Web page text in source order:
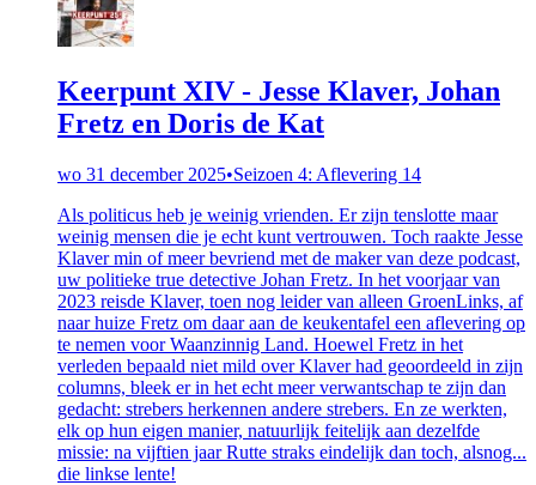
Keerpunt XIV - Jesse Klaver, Johan
Fretz en Doris de Kat
wo 31 december 2025•Seizoen 4: Aflevering 14
Als politicus heb je weinig vrienden. Er zijn tenslotte maar
weinig mensen die je echt kunt vertrouwen. Toch raakte Jesse
Klaver min of meer bevriend met de maker van deze podcast,
uw politieke true detective Johan Fretz. In het voorjaar van
2023 reisde Klaver, toen nog leider van alleen GroenLinks, af
naar huize Fretz om daar aan de keukentafel een aflevering op
te nemen voor Waanzinnig Land. Hoewel Fretz in het
verleden bepaald niet mild over Klaver had geoordeeld in zijn
columns, bleek er in het echt meer verwantschap te zijn dan
gedacht: strebers herkennen andere strebers. En ze werkten,
elk op hun eigen manier, natuurlijk feitelijk aan dezelfde
missie: na vijftien jaar Rutte straks eindelijk dan toch, alsnog...
die linkse lente!